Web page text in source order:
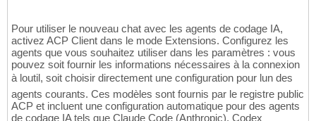
Pour utiliser le nouveau chat avec les agents de codage IA,
activez ACP Client dans le mode Extensions. Configurez les
agents que vous souhaitez utiliser dans les paramètres : vous
pouvez soit fournir les informations nécessaires à la connexion
à loutil, soit choisir directement une configuration pour lun des
agents courants. Ces modèles sont fournis par le registre public
ACP et incluent une configuration automatique pour des agents
de codage IA tels que Claude Code (Anthropic), Codex